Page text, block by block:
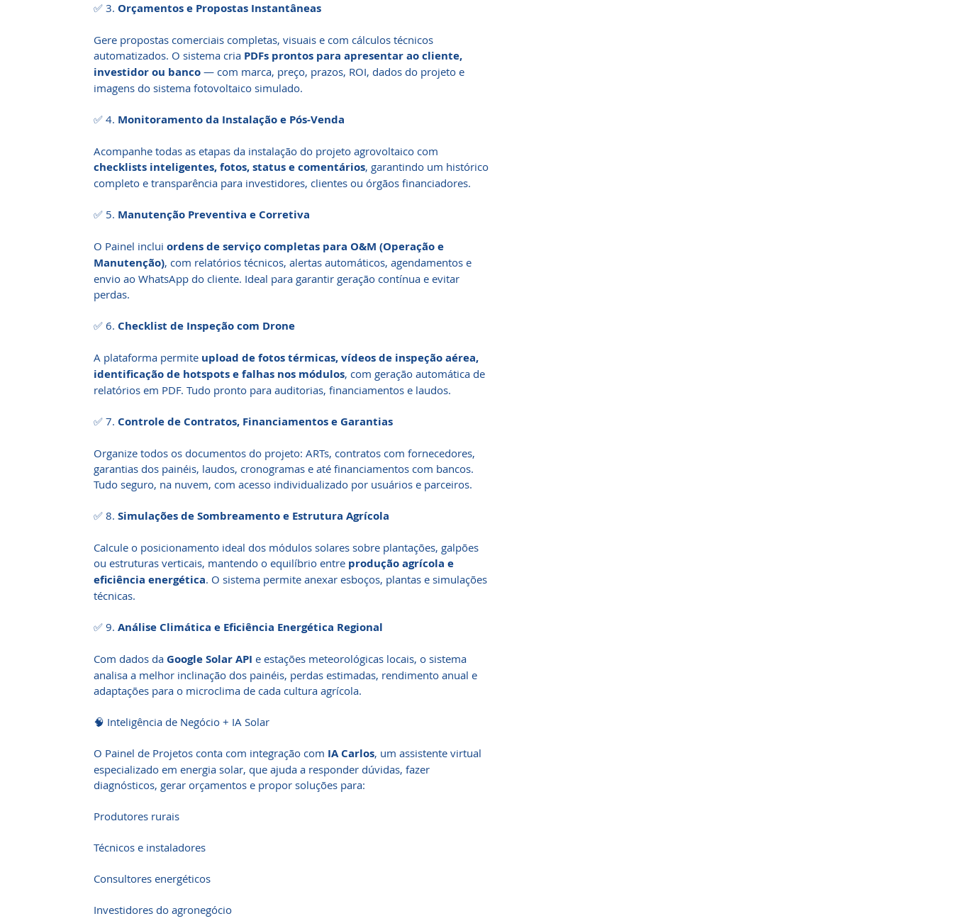
✅ 3. Orçamentos e Propostas Instantâneas
Gere propostas comerciais completas, visuais e com cálculos técnicos
automatizados. O sistema cria PDFs prontos para apresentar ao cliente,
investidor ou banco — com marca, preço, prazos, ROI, dados do projeto e
imagens do sistema fotovoltaico simulado.
✅ 4. Monitoramento da Instalação e Pós-Venda
Acompanhe todas as etapas da instalação do projeto agrovoltaico com
checklists inteligentes, fotos, status e comentários, garantindo um histórico
completo e transparência para investidores, clientes ou órgãos financiadores.
✅ 5. Manutenção Preventiva e Corretiva
O Painel inclui ordens de serviço completas para O&M (Operação e
Manutenção), com relatórios técnicos, alertas automáticos, agendamentos e
envio ao WhatsApp do cliente. Ideal para garantir geração contínua e evitar
perdas.
✅ 6. Checklist de Inspeção com Drone
A plataforma permite upload de fotos térmicas, vídeos de inspeção aérea,
identificação de hotspots e falhas nos módulos, com geração automática de
relatórios em PDF. Tudo pronto para auditorias, financiamentos e laudos.
✅ 7. Controle de Contratos, Financiamentos e Garantias
Organize todos os documentos do projeto: ARTs, contratos com fornecedores,
garantias dos painéis, laudos, cronogramas e até financiamentos com bancos.
Tudo seguro, na nuvem, com acesso individualizado por usuários e parceiros.
✅ 8. Simulações de Sombreamento e Estrutura Agrícola
Calcule o posicionamento ideal dos módulos solares sobre plantações, galpões
ou estruturas verticais, mantendo o equilíbrio entre produção agrícola e
eficiência energética. O sistema permite anexar esboços, plantas e simulações
técnicas.
✅ 9. Análise Climática e Eficiência Energética Regional
Com dados da Google Solar API e estações meteorológicas locais, o sistema
analisa a melhor inclinação dos painéis, perdas estimadas, rendimento anual e
adaptações para o microclima de cada cultura agrícola.
🧠 Inteligência de Negócio + IA Solar
O Painel de Projetos conta com integração com IA Carlos, um assistente virtual
especializado em energia solar, que ajuda a responder dúvidas, fazer
diagnósticos, gerar orçamentos e propor soluções para:
Produtores rurais
Técnicos e instaladores
Consultores energéticos
Investidores do agronegócio